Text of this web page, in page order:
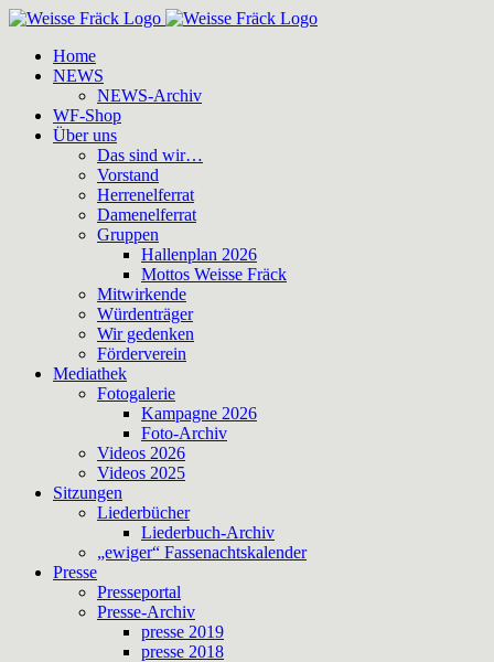
Zum
springenHome
NEWS
NEWS-Archiv
WF-Shop
Über uns
Das sind wir…
Vorstand
Herrenelferrat
Damenelferrat
Gruppen
Hallenplan 2026
Mottos Weisse Fräck
Mitwirkende
Würdenträger
Wir gedenken
Förderverein
Mediathek
Fotogalerie
Kampagne 2026
Foto-Archiv
Videos 2026
Videos 2025
Sitzungen
Liederbücher
Liederbuch-Archiv
„ewiger“ Fassenachtskalender
Presse
Presseportal
Presse-Archiv
presse 2019
presse 2018